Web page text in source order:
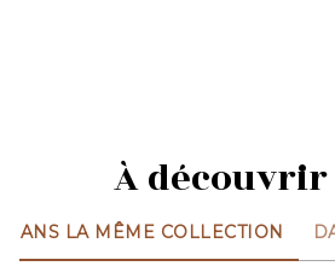
À découvrir
DANS LA MÊME COLLECTION